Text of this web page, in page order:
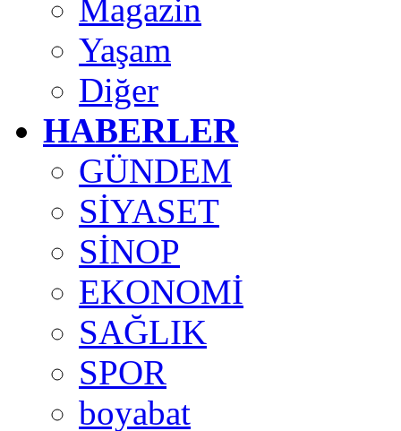
Magazin
Yaşam
Diğer
HABERLER
GÜNDEM
SİYASET
SİNOP
EKONOMİ
SAĞLIK
SPOR
boyabat